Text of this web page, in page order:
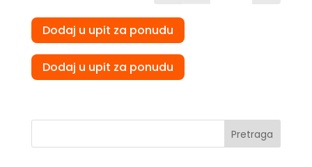
Dodaj u upit za ponudu
Dodaj u upit za ponudu
Pretraga